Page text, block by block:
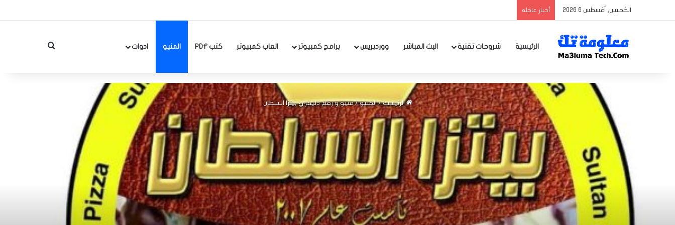
الخميس, أغسطس 6 2026 أخبار عاجلة
الرئيسية شروحات تقنية البث المباشر ووردبريس برامج كمبيوتر العاب كمبيوتر كتب PDF المنيو ادوات بحث عن
الرئيسية / المنيو / منيو و رقم دليفري بيتزا السلطان